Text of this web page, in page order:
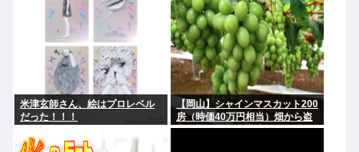
米津玄師さん、絵はプロレベル
だった！！！
【岡山】シャインマスカット200
房（時価40万円相当）畑から盗
んだ疑いで男を逮捕 ネットで販